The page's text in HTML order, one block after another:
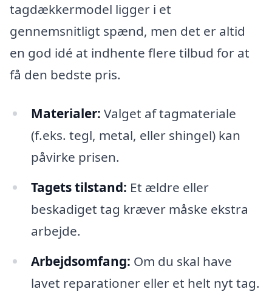
tagdækkermodel ligger i et
gennemsnitligt spænd, men det er altid
en god idé at indhente flere tilbud for at
få den bedste pris.
Materialer: Valget af tagmateriale
(f.eks. tegl, metal, eller shingel) kan
påvirke prisen.
Tagets tilstand: Et ældre eller
beskadiget tag kræver måske ekstra
arbejde.
Arbejdsomfang: Om du skal have
lavet reparationer eller et helt nyt tag.